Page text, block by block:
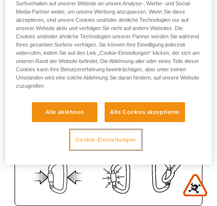
Surfverhalten auf unserer Website an unsere Analyse-, Werbe- und Social-
Media-Partner weiter, um unsere Werbung anzupassen. Wenn Sie diese
akzeptieren, sind unsere Cookies und/oder ähnliche Technologien nur auf
unserer Website aktiv und verfolgen Sie nicht auf andere Websites. Die
Cookies und/oder ähnliche Technologien unserer Partner werden Sie während
Ihres gesamten Surfens verfolgen. Sie können Ihre Einwilligung jederzeit
widerrufen, indem Sie auf den Link „Cookie-Einstellungen“ klicken, der sich am
unteren Rand der Website befindet. Die Ablehnung aller oder eines Teils dieser
Cookies kann Ihre Benutzererfahrung beeinträchtigen, aber unter keinen
Umständen wird eine solche Ablehnung Sie daran hindern, auf unsere Website
zuzugreifen.
Alle ablehnen Alle Cookies akzeptieren
Cookie-Einstellungen